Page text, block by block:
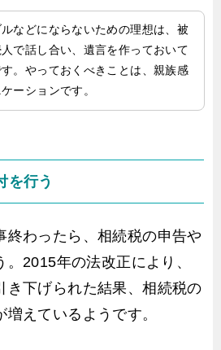
などにならないための理想は、被
で話し合い、遺言を作っておいて
。やっておくべきことは、親族感
ーションです。
を行う
終わったら、相続税の申告や
2015年の法改正により、
き下げられた結果、相続税の
えているようです。